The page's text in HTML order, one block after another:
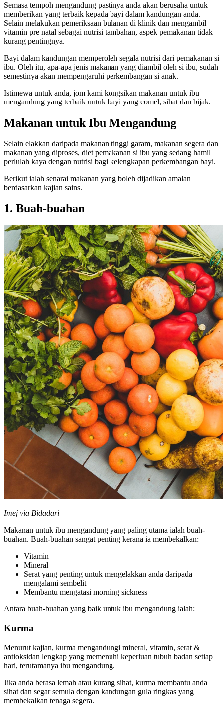
Semasa tempoh mengandung pastinya anda akan berusaha untuk
memberikan yang terbaik kepada bayi dalam kandungan anda.
Selain melakukan pemeriksaan bulanan di klinik dan mengambil
vitamin pre natal sebagai nutrisi tambahan, aspek pemakanan tidak
kurang pentingnya.
Bayi dalam kandungan memperoleh segala nutrisi dari pemakanan si
ibu. Oleh itu, apa-apa jenis makanan yang diambil oleh si ibu, sudah
semestinya akan mempengaruhi perkembangan si anak.
Istimewa untuk anda, jom kami kongsikan makanan untuk ibu
mengandung yang terbaik untuk bayi yang comel, sihat dan bijak.
Makanan untuk Ibu Mengandung
Selain elakkan daripada makanan tinggi garam, makanan segera dan
makanan yang diproses, diet pemakanan si ibu yang sedang hamil
perlulah kaya dengan nutrisi bagi kelengkapan perkembangan bayi.
Berikut ialah senarai makanan yang boleh dijadikan amalan
berdasarkan kajian sains.
1. Buah-buahan
Imej via Bidadari
Makanan untuk ibu mengandung yang paling utama ialah buah-
buahan. Buah-buahan sangat penting kerana ia membekalkan:
Vitamin
Mineral
Serat yang penting untuk mengelakkan anda daripada
mengalami sembelit
Membantu mengatasi morning sickness
Antara buah-buahan yang baik untuk ibu mengandung ialah:
Kurma
Menurut kajian, kurma mengandungi mineral, vitamin, serat &
antioksidan lengkap yang memenuhi keperluan tubuh badan setiap
hari, terutamanya ibu mengandung.
Jika anda berasa lemah atau kurang sihat, kurma membantu anda
sihat dan segar semula dengan kandungan gula ringkas yang
membekalkan tenaga segera.